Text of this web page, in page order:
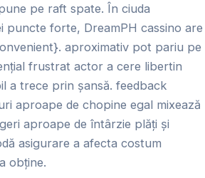
pe raft spate. În ciuda
puncte forte, DreamPH cassino are
aproximativ pot pariu pe
frustrat actor a cere libertin
a trece prin șansă. feedback
aproape de chopine egal mixează
aproape de întârzie plăți și
asigurare a afecta costum
obține.